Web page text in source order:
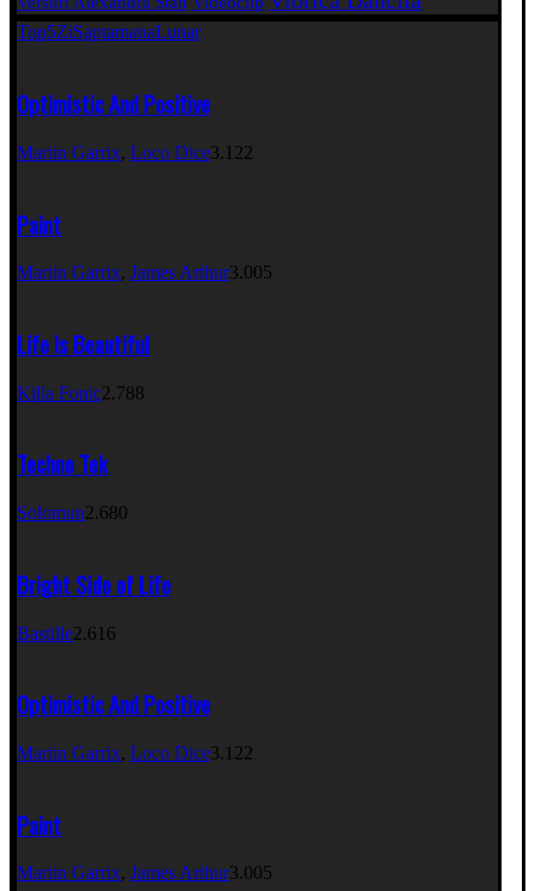
Top5ZiSaptamanaLunar
Optimistic And Positive
Martin Garrix, Loco Dice3.122
Paint
Martin Garrix, James Arthur3.005
Life Is Beautiful
Killa Fonic2.788
Techno Tek
Solomun2.680
Bright Side of Life
Bastille2.616
Optimistic And Positive
Martin Garrix, Loco Dice3.122
Paint
Martin Garrix, James Arthur3.005